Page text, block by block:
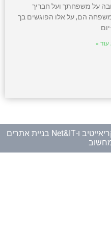
על משפחתך ועל חבריך
הם, על אלו הפוגשים בך
»
ו-
Net&IT בניית אתרים
מחשוב